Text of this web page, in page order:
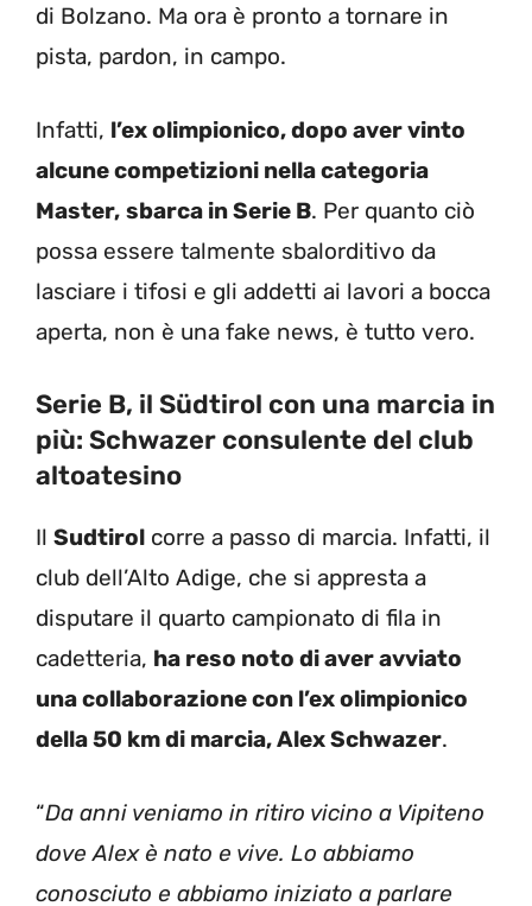
di Bolzano. Ma ora è pronto a tornare in
pista, pardon, in campo.
Infatti, l’ex olimpionico, dopo aver vinto
alcune competizioni nella categoria
Master, sbarca in Serie B. Per quanto ciò
possa essere talmente sbalorditivo da
lasciare i tifosi e gli addetti ai lavori a bocca
aperta, non è una fake news, è tutto vero.
Serie B, il Südtirol con una marcia in
più: Schwazer consulente del club
altoatesino
Il Sudtirol corre a passo di marcia. Infatti, il
club dell’Alto Adige, che si appresta a
disputare il quarto campionato di fila in
cadetteria, ha reso noto di aver avviato
una collaborazione con l’ex olimpionico
della 50 km di marcia, Alex Schwazer.
“Da anni veniamo in ritiro vicino a Vipiteno
dove Alex è nato e vive. Lo abbiamo
conosciuto e abbiamo iniziato a parlare